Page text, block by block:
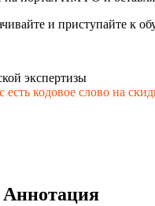
и приступайте к
экспертизы
есть кодовое слово на
Аннотация